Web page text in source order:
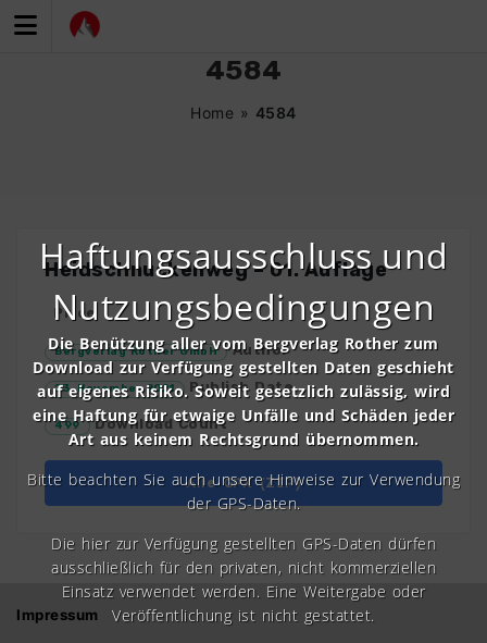
Inhalt
4584
Home » 4584
Heidschnuckenweg – 01. Auflage
Price
Bergverlag Rother GmbH Author
23. November 2021 Publish Date
499 Download Count
Alle GPX (ZIP)
Impressum
Haftungsausschluss und
Nutzungsbedingungen
Die Benützung aller vom Bergverlag Rother zum
Download zur Verfügung gestellten Daten geschieht
auf eigenes Risiko. Soweit gesetzlich zulässig, wird
eine Haftung für etwaige Unfälle und Schäden jeder
Art aus keinem Rechtsgrund übernommen.
Bitte beachten Sie auch unsere Hinweise zur Verwendung
der GPS-Daten.
Die hier zur Verfügung gestellten GPS-Daten dürfen
ausschließlich für den privaten, nicht kommerziellen
Einsatz verwendet werden. Eine Weitergabe oder
Veröffentlichung ist nicht gestattet.